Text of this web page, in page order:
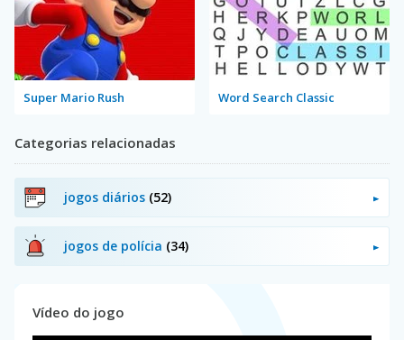
Super Mario Rush Word Search Classic
Categorias relacionadas
jogos diários (52)
jogos de polícia (34)
Vídeo do jogo